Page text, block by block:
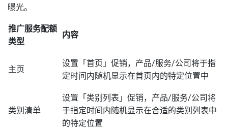
曝光。
推广服务配额
类型
内容
主页
设置「首页」促销，产品/服务/公司将于指
定时间内随机显示在首页内的特定位置中
类别清单
设置「类别列表」促销，产品/服务/公司将
于指定时间内随机显示在合适的类别列表中
的特定位置